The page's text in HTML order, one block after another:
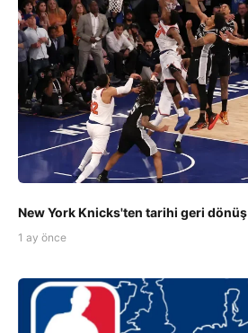
New York Knicks'ten tarihi geri dönüş
1 ay önce